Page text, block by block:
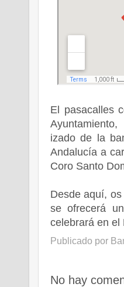
El pasacalles
izado de la
Andalucía a
Coro Santo
Desde aquí,
se ofrecerá
celebrará en el
Publicado por
No hay